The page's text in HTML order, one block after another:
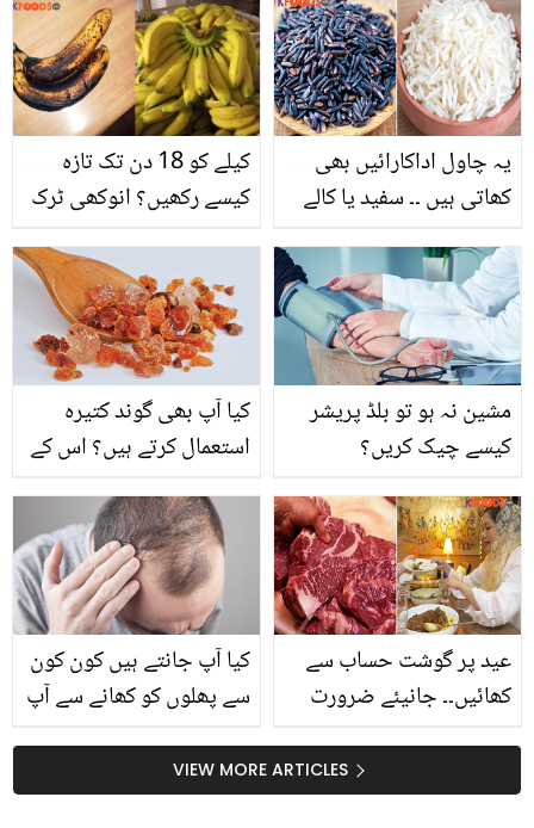
بہترین گھریلو فیس ماسک
کون سے ہیں؟ بنانے کا
طریقہ جان لیں
سچائی سامنے آگئی
کیلے کو 18 دن تک تازہ
کیسے رکھیں؟ انوکھی ٹرک
پھل ضائع ہونے سے بچا
سکتے ہیں
یہ چاول اداکارائیں بھی
کھاتی ہیں ۔۔ سفید یا کالے
لئے فائدے مند ہیں؟
کیا آپ بھی گوند کتیرہ
استعمال کرتے ہیں؟ اس کے
تاکہ بھرپور فائدہ اٹھا
سکیں
مشین نہ ہو تو بلڈ پریشر
کیسے چیک کریں؟
کیا آپ جانتے ہیں کون کون
سے پھلوں کو کھانے سے آپ
ہیں؟؟؟ جانیں وہ کون سے
پھل ہیں اور آج ہی سے
عید پر گوشت حساب سے
کھائیں۔۔ جانیئے ضرورت
خطرناک بیماری میں مبتلا
کر سکتا ہے؟
VIEW MORE ARTICLES